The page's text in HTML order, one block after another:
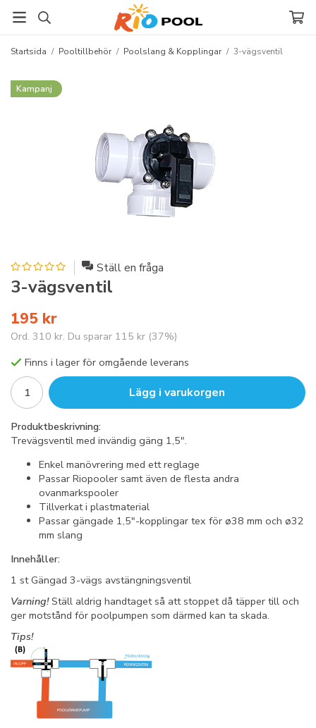
Startsida / Pooltillbehör / Poolslang & Kopplingar / 3-vägsventil
Kampanj
Ställ en fråga
3-vägsventil
195 kr
Ord. 310 kr. Du sparar 115 kr (37%)
Finns i lager för omgående leverans
Lägg i varukorgen
Produktbeskrivning:
Trevägsventil med invändig gäng 1,5".
Enkel manövrering med ett reglage
Passar Riopooler samt även de flesta andra
ovanmarkspooler
Tillverkat i plastmaterial
Passar gängade 1,5"-kopplingar tex för ø38 mm och ø32
mm slang
Innehåller:
1 st Gängad 3-vägs avstängningsventil
Varning!Ställ aldrig handtaget så att stoppet då täpper till och
ger motstånd för poolpumpen som därmed kan ta skada.
Tips!